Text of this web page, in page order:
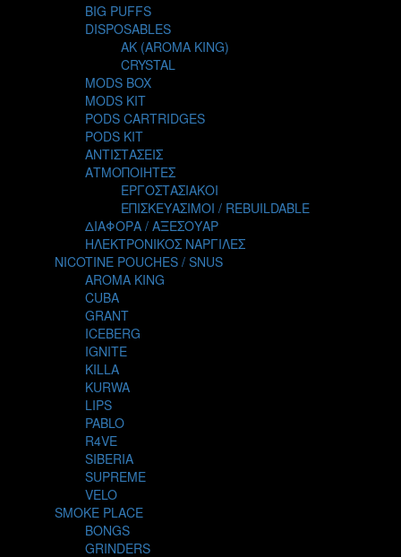
NUBO
OMERTA LIQUIDS
OPMH PROJECT
S-ELF JUICE
SADBOY
SCANDAL
SECRET FOREST
STEAM CITY LIQUIDS
STEAM TRAIN
STEAMPUNK
TALES
TATTOO
THE ALCHEMIST
THE SMOKER'S CLUB
TIKI MAHU
TWIST
VGOD
WILD ZOO
YETI
BIG PUFFS
DISPOSABLES
AK (AROMA KING)
CRYSTAL
MODS BOX
MODS KIT
PODS CARTRIDGES
PODS KIT
ΑΝΤΙΣΤΑΣΕΙΣ
ΑΤΜΟΠΟΙΗΤΕΣ
ΕΡΓΟΣΤΑΣΙΑΚΟΙ
ΕΠΙΣΚΕΥΑΣΙΜΟΙ / REBUILDABLE
ΔΙΑΦΟΡΑ / ΑΞΕΣΟΥΑΡ
ΗΛΕΚΤΡΟΝΙΚΟΣ ΝΑΡΓΙΛΕΣ
NICOTINE POUCHES / SNUS
AROMA KING
CUBA
GRANT
ICEBERG
IGNITE
KILLA
KURWA
LIPS
PABLO
R4VE
SIBERIA
SUPREME
VELO
SMOKE PLACE
BONGS
GRINDERS